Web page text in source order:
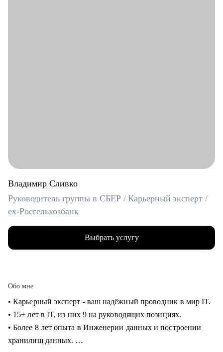
Владимир Сливко
Руководитель группы в СБЕР / Карьерный эксперт /
ex-Россельхозбанк
Выбрать услугу
Обо мне
• Карьерный эксперт - ваш надёжный проводник в мир IT.
• 15+ лет в IT, из них 9 на руководящих позициях.
• Более 8 лет опыта в Инженерии данных и построении
хранилищ данных.